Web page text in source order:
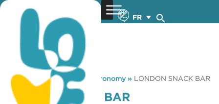
FR
You are here: Home »Gastronomy» LONDON SNACK BAR
LONDON SNACK BAR